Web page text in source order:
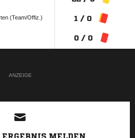
(Team/Offiz.) 1 / 0
0 / 0
ANZEIGE
ERGEBNIS MELDEN